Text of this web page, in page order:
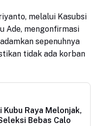
melalui Kasubsi
Ade, mengonfirmasi
sepenuhnya
tidak ada korban
Raya Melonjak,
Bebas Calo